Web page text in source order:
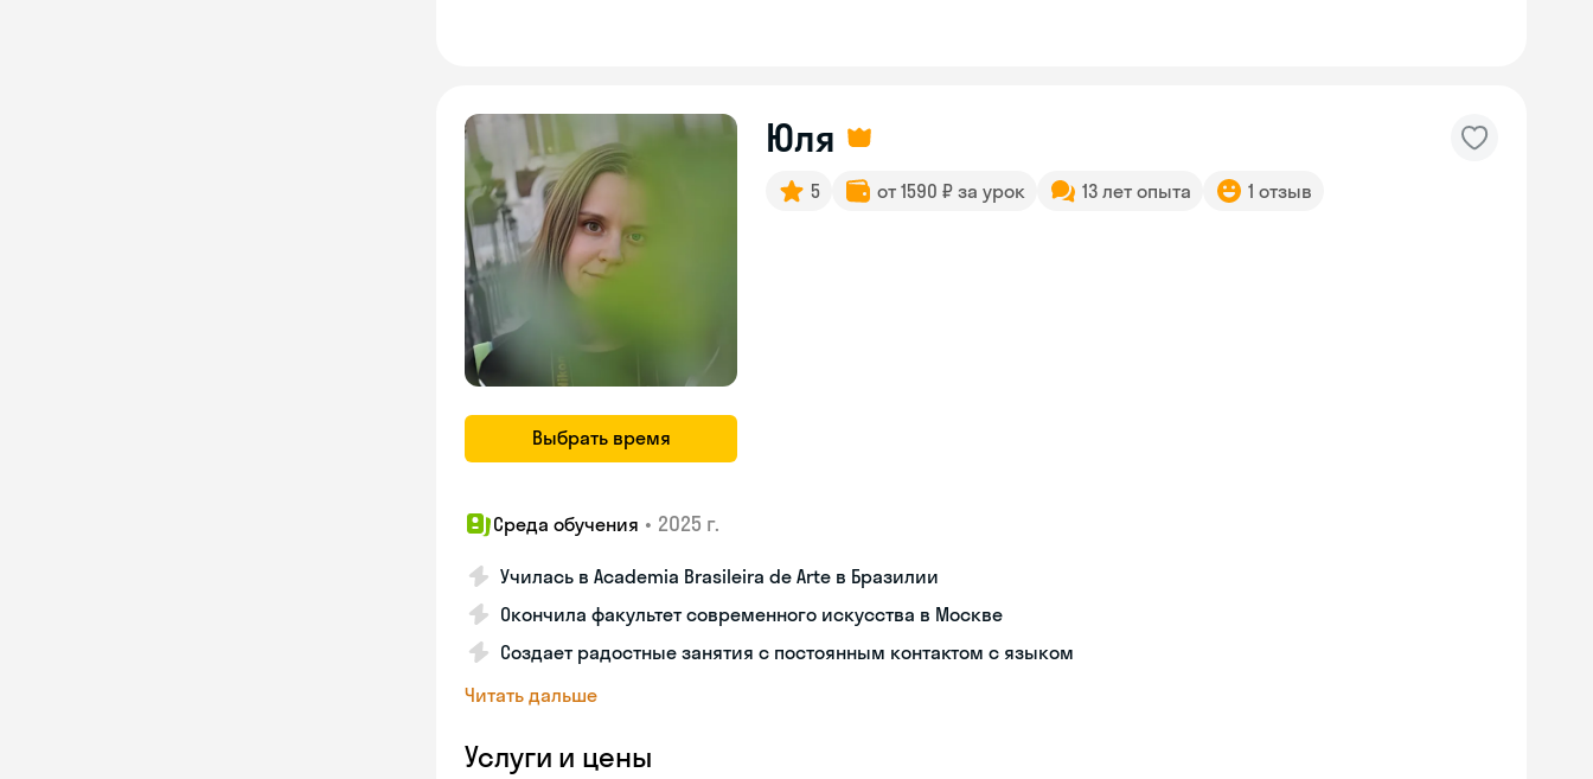
Выбрать время
Юля
5 от 1590 ₽ за урок 13 лет опыта 1 отзыв
Среда обучения • 2025 г.
Училась в Academia Brasileira de Arte в Бразилии
Окончила факультет современного искусства в Москве
Создает радостные занятия с постоянным контактом с языком
Читать дальше
Услуги и цены